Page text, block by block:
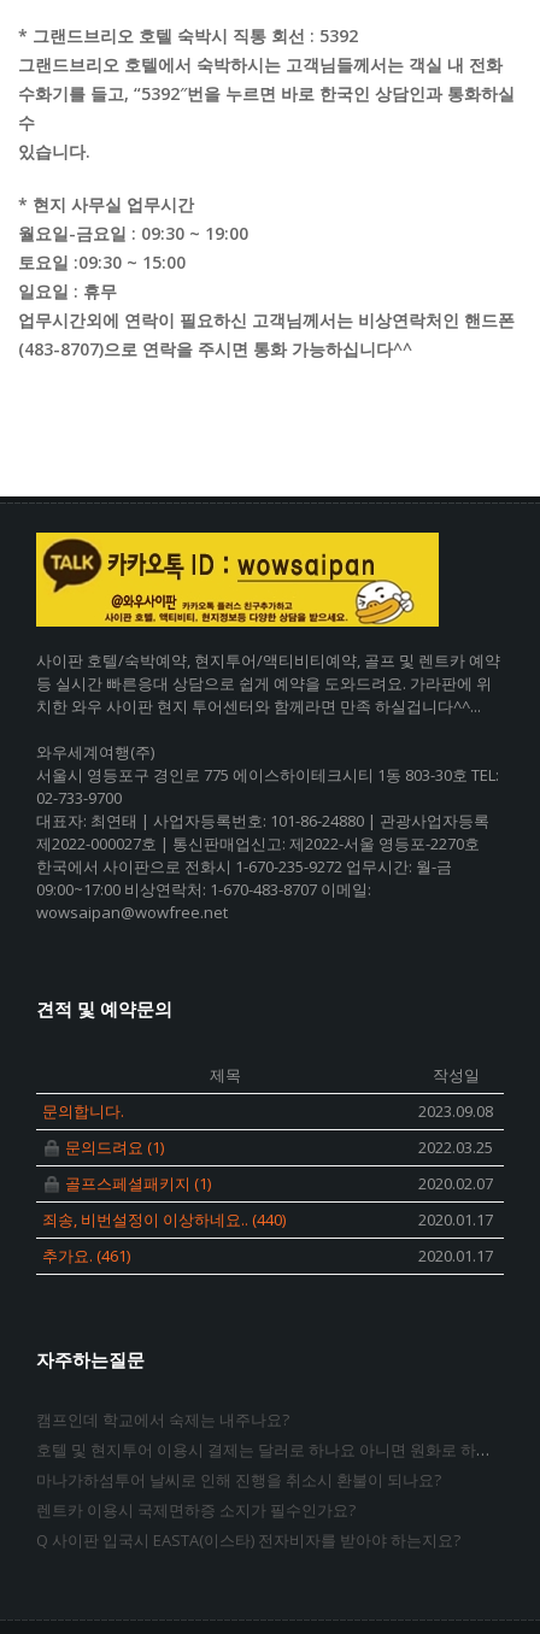
* 그랜드브리오 호텔 숙박시 직통 회선 : 5392
그랜드브리오 호텔에서 숙박하시는 고객님들께서는 객실 내 전화
수화기를 들고, “5392″번을 누르면 바로 한국인 상담인과 통화하실
수
있습니다.
* 현지 사무실 업무시간
월요일-금요일 : 09:30 ~ 19:00
토요일 :09:30 ~ 15:00
일요일 : 휴무
업무시간외에 연락이 필요하신 고객님께서는 비상연락처인 핸드폰
(483-8707)으로 연락을 주시면 통화 가능하십니다^^
사이판 호텔/숙박예약, 현지투어/액티비티예약, 골프 및 렌트카 예약
등 실시간 빠른응대 상담으로 쉽게 예약을 도와드려요. 가라판에 위
치한 와우 사이판 현지 투어센터와 함께라면 만족 하실겁니다^^...
와우세계여행(주)
서울시 영등포구 경인로 775 에이스하이테크시티 1동 803-30호 TEL:
02-733-9700
대표자: 최연태 | 사업자등록번호: 101-86-24880 | 관광사업자등록
제2022-000027호 | 통신판매업신고: 제2022-서울 영등포-2270호
한국에서 사이판으로 전화시 1-670-235-9272 업무시간: 월-금
09:00~17:00 비상연락처: 1-670-483-8707 이메일:
wowsaipan@wowfree.net
견적 및 예약문의
제목
작성일
문의합니다.
2023.09.08
문의드려요 (1)
2022.03.25
골프스페셜패키지 (1)
2020.02.07
죄송, 비번설정이 이상하네요.. (440)
2020.01.17
추가요. (461) 2020.01.17
자주하는질문
캠프인데 학교에서 숙제는 내주나요?
호텔 및 현지투어 이용시 결제는 달러로 하나요 아니면 원화로 하는지요?
마나가하섬투어 날씨로 인해 진행을 취소시 환불이 되나요?
렌트카 이용시 국제면하증 소지가 필수인가요?
Q 사이판 입국시 EASTA(이스타) 전자비자를 받아야 하는지요?